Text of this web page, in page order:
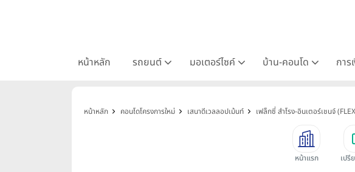
หน้าหลัก รถยนต์ มอเตอร์ไซค์ บ้าน-คอนโด การ
หน้าหลัก คอนโดโครงการใหม่ เสนาดีเวลลอปเม้นท์ เฟล็กซี่ สำโรง-อินเตอร์เชนจ์
หน้าแรก เปรี